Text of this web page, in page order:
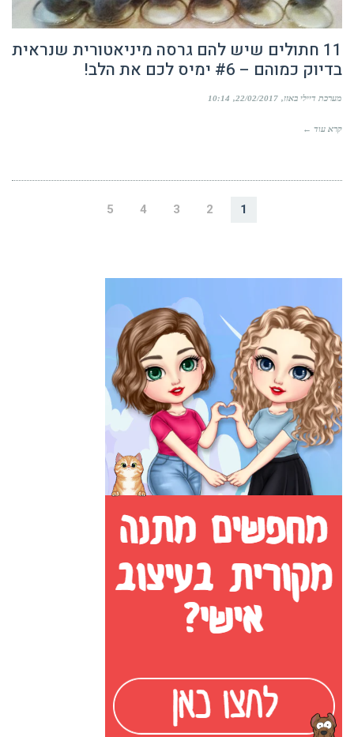
11 חתולים שיש להם גרסה מיניאטורית שנראית
בדיוק כמוהם – #6 ימיס לכם את הלב!
מערכת דיילי באזז 22/02/2017
10:14
קרא עוד ←
1
2
3
4
5